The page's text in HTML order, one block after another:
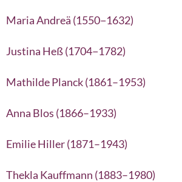
Maria Andreä (1550−1632)
Justina Heß (1704−1782)
Mathilde Planck (1861–1953)
Anna Blos (1866–1933)
Emilie Hiller (1871–1943)
Thekla Kauffmann (1883–1980)